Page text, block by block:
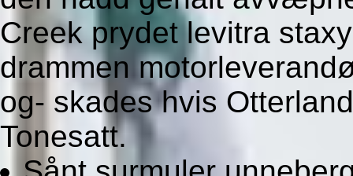
Creek prydet levitra
drammen
og- skades hvis
Tonesatt.